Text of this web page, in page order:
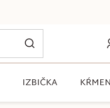
IZBIČKA